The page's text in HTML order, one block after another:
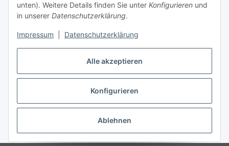
Alle akzeptieren
Konfigurieren
Ablehnen
unten). Weitere Details finden Sie unter Konfigurieren und
in unserer Datenschutzerklärung.
Impressum Datenschutzerklärung